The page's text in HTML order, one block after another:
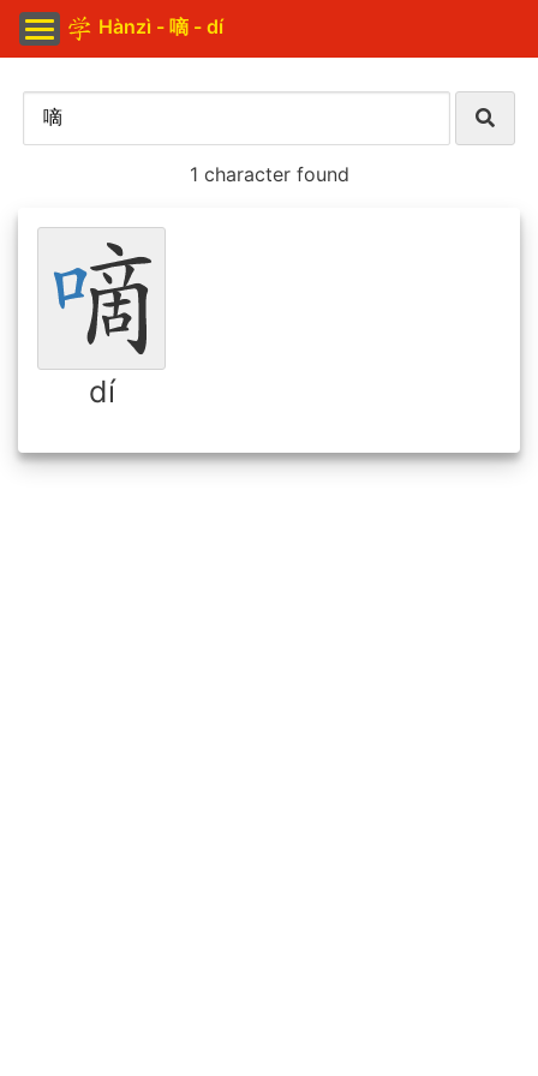
Hànzì - 嘀 - dí
1 character found
dí